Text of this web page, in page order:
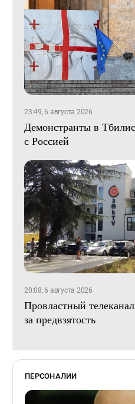
23:49, 6 августа 2026
Демонстранты в
с Россией
20:08, 6 августа 2026
Провластный
за предвзятость
ПЕРСОНАЛИИ